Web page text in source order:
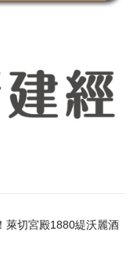
萊切宮殿1880緹沃麗酒